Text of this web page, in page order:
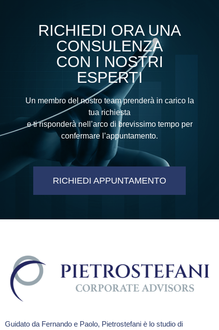
RICHIEDI ORA UNA
CONSULENZA
CON I NOSTRI
ESPERTI
Un membro del nostro team prenderà in carico la
tua richiesta
e ti risponderà nell’arco di brevissimo tempo per
confermare l’appuntamento.
RICHIEDI APPUNTAMENTO
Guidato da Fernando e Paolo, Pietrostefani è lo studio di